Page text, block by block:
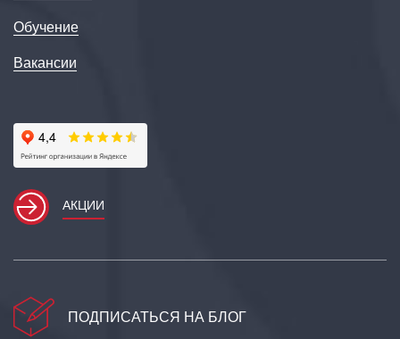
Обучение
Вакансии
АКЦИИ
ПОДПИСАТЬСЯ НА БЛОГ